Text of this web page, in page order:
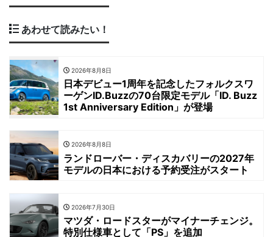
あわせて読みたい！
2026年8月8日
日本デビュー1周年を記念したフォルクスワ
ーゲンID.Buzzの70台限定モデル「ID. Buzz
1st Anniversary Edition」が登場
2026年8月8日
ランドローバー・ディスカバリーの2027年
モデルの日本における予約受注がスタート
2026年7月30日
マツダ・ロードスターがマイナーチェンジ。
特別仕様車として「PS」を追加